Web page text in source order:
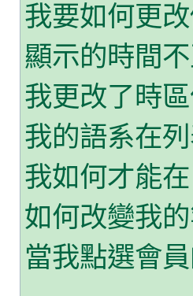
我要如何更
顯示的時間不
我更改了時
我的語系在
我如何才能
如何改變我
當我點選會